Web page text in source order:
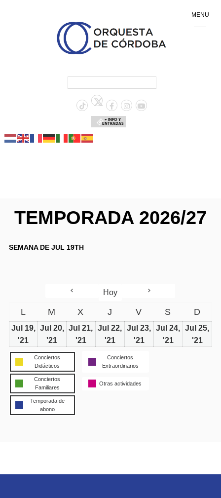
+ INFO Y
ENTRADAS
TEMPORADA 2026/27
SEMANA DE JUL 19TH
Hoy
L M X J V S D
Jul 19,
'21
Jul 20,
'21
Jul 21,
'21
Jul 22,
'21
Jul 23,
'21
Jul 24,
'21
Jul 25,
'21
Conciertos
Didácticos
Conciertos
Extraordinarios
Conciertos
Familiares
Otras actividades
Temporada de
abono
MENU